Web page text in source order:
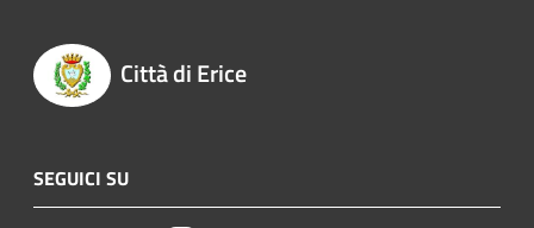
Città di Erice
SEGUICI SU